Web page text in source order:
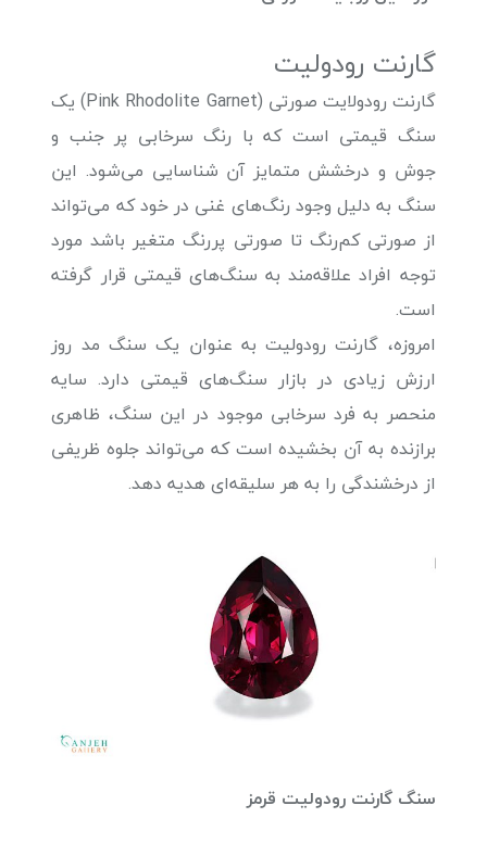
گارنت رودولیت
گارنت رودولایت صورتی (Pink Rhodolite Garnet) یک
سنگ قیمتی است که با رنگ سرخابی پر جنب و
جوش و درخشش متمایز آن شناسایی می‌شود. این
سنگ به دلیل وجود رنگ‌های غنی در خود که می‌تواند
از صورتی کم‌رنگ تا صورتی پررنگ متغیر باشد مورد
توجه افراد علاقه‌مند به سنگ‌های قیمتی قرار گرفته
است.
امروزه، گارنت رودولیت به عنوان یک سنگ مد روز
ارزش زیادی در بازار سنگ‌های قیمتی دارد. سایه
منحصر به فرد سرخابی موجود در این سنگ، ظاهری
برازنده به آن بخشیده است که می‌تواند جلوه ظریفی
از درخشندگی را به هر سلیقه‌ای هدیه دهد.
سنگ گارنت رودولیت قرمز